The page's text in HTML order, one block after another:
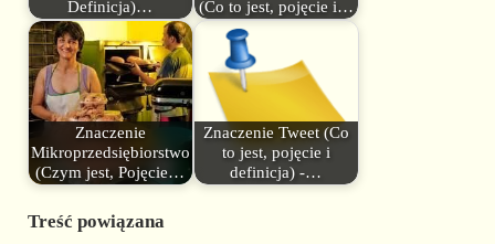
Definicja)…
(Co to jest, pojęcie i…
Znaczenie
Mikroprzedsiębiorstwo
(Czym jest, Pojęcie…
Znaczenie Tweet (Co
to jest, pojęcie i
definicja) -…
Treść powiązana